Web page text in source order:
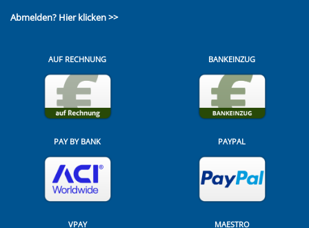
Abmelden? Hier klicken >>
AUF RECHNUNG BANKEINZUG
PAY BY BANK PAYPAL
VPAY MAESTRO